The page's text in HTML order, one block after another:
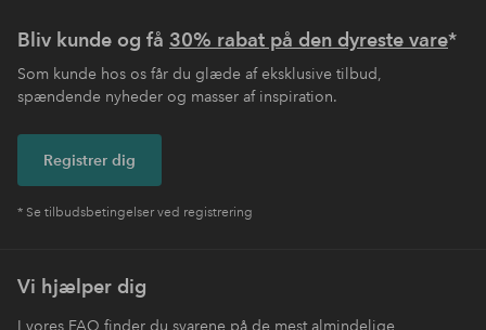
Bliv kunde og få 30% rabat på den dyreste vare*
Som kunde hos os får du glæde af eksklusive tilbud,
spændende nyheder og masser af inspiration.
Registrer dig
* Se tilbudsbetingelser ved registrering
Vi hjælper dig
I vores FAQ finder du svarene på de mest almindelige